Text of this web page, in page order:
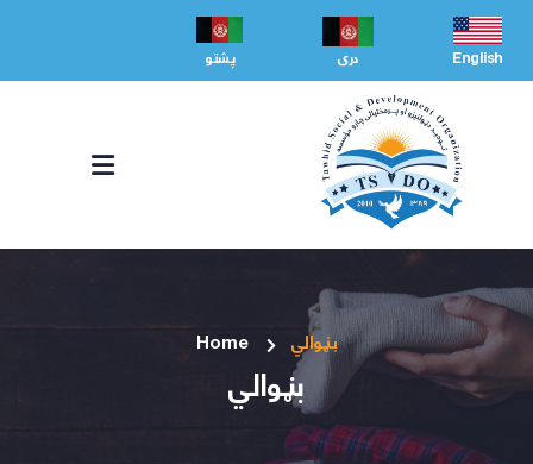
English دری پشتو
Home بڼوالي
بڼوالي